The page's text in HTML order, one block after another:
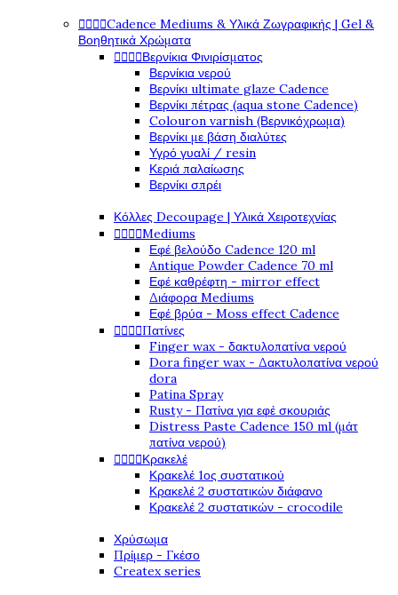
Cadence Mediums & Υλικά Ζωγραφικής | Gel &
Βοηθητικά Χρώματα
Βερνίκια Φινιρίσματος
Βερνίκια νερού
Βερνίκι ultimate glaze Cadence
Βερνίκι πέτρας (aqua stone Cadence)
Colouron varnish (Βερνικόχρωμα)
Βερνίκι με βάση διαλύτες
Υγρό γυαλί / resin
Κεριά παλαίωσης
Βερνίκι σπρέι
Κόλλες Decoupage | Υλικά Χειροτεχνίας
Mediums
Εφέ βελούδο Cadence 120 ml
Antique Powder Cadence 70 ml
Εφέ καθρέφτη - mirror effect
Διάφορα Mediums
Εφέ βρύα - Moss effect Cadence
Πατίνες
Finger wax - δακτυλοπατίνα νερού
Dora finger wax - Δακτυλοπατίνα νερού
dora
Patina Spray
Rusty - Πατίνα για εφέ σκουριάς
Distress Paste Cadence 150 ml (μάτ
πατίνα νερού)
Κρακελέ
Κρακελέ 1ος συστατικού
Κρακελέ 2 συστατικών διάφανο
Κρακελέ 2 συστατικών - crocodile
Χρύσωμα
Πρίμερ - Γκέσο
Createx series